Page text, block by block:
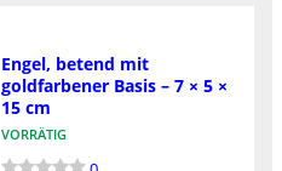
Engel, betend mit
goldfarbener Basis – 7 × 5 ×
15 cm
VORRÄTIG